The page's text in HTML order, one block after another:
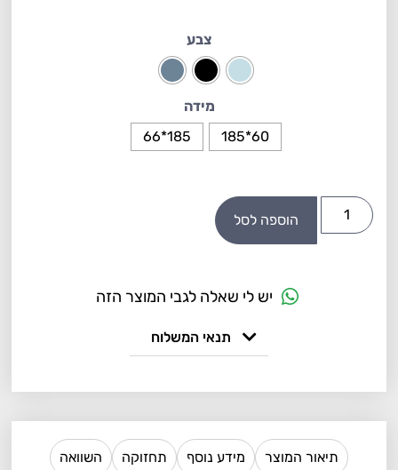
צבע
מידה
60*185
185*66
הוספה לסל
יש לי שאלה לגבי המוצר הזה
תנאי המשלוח
תיאור המוצר מידע נוסף תחזוקה השוואה